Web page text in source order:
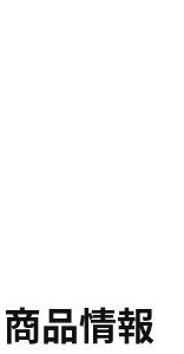
商品情報